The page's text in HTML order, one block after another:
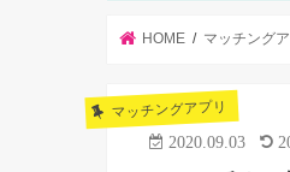
HOME マッチングア
マッチングアプリ
2020.09.03